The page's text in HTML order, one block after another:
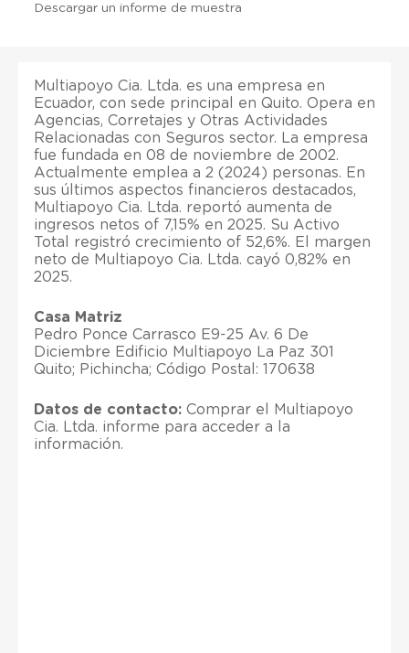
Descargar un informe de muestra
Multiapoyo Cia. Ltda. es una empresa en
Ecuador, con sede principal en Quito. Opera en
Agencias, Corretajes y Otras Actividades
Relacionadas con Seguros sector. La empresa
fue fundada en 08 de noviembre de 2002.
Actualmente emplea a 2 (2024) personas. En
sus últimos aspectos financieros destacados,
Multiapoyo Cia. Ltda. reportó aumenta de
ingresos netos of 7,15% en 2025. Su Activo
Total registró crecimiento of 52,6%. El margen
neto de Multiapoyo Cia. Ltda. cayó 0,82% en
2025.
Casa Matriz
Pedro Ponce Carrasco E9-25 Av. 6 De
Diciembre Edificio Multiapoyo La Paz 301
Quito; Pichincha; Código Postal: 170638
Datos de contacto: Comprar el Multiapoyo
Cia. Ltda. informe para acceder a la
información.